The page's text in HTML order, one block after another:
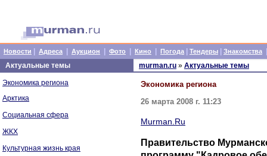
Новости Адреса Аукцион Фото Кино Погода Тендеры Знакомства
Актуальные темы
Экономика региона
Арктика
Социальная сфера
ЖКХ
Культурная жизнь края
murman.ru » Актуальные темы
Экономика региона
26 марта 2008 г. 11:23
Murman.Ru
Правительство